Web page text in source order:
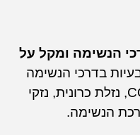
הנשימה ומקל על
בדרכי הנשימה
כגון אסתמה, ברונכיטיס, COPD, נזלת כרונית, נזקי
הנשימה.